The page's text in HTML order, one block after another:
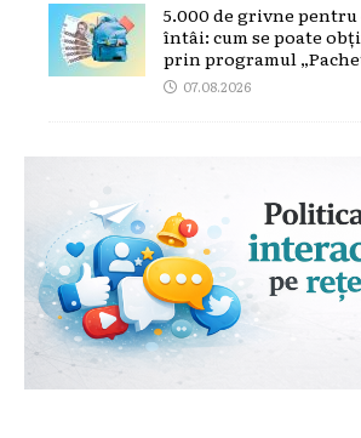
5.000 de grivne pentru
întâi: cum se poate
prin programul
07.08.2026